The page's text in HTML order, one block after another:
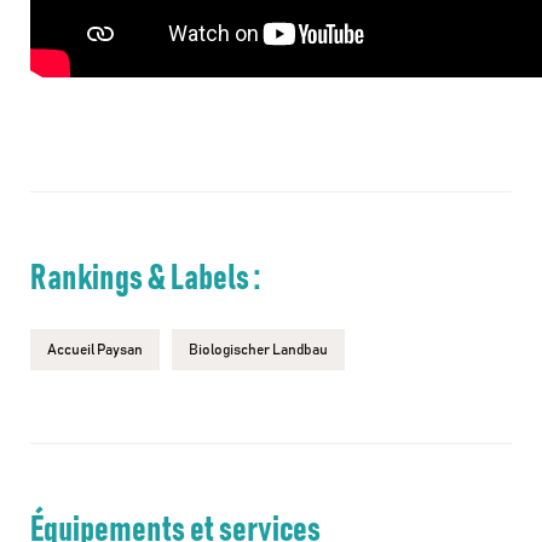
Rankings & Labels :
Accueil Paysan Biologischer Landbau
Équipements et services